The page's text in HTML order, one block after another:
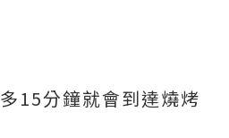
15分鐘就會到達燒烤